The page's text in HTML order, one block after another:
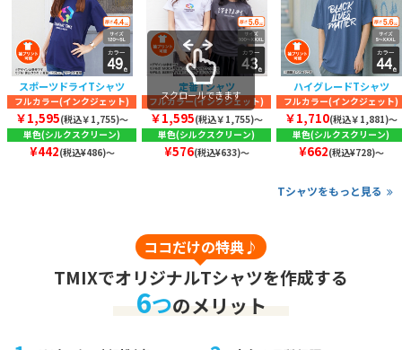
スポーツドライTシャツ
フルカラー(インクジェット)
￥1,595(税込￥1,755)〜
単色(シルクスクリーン)
¥442(税込¥486)～
定番Tシャツ
フルカラー(インクジェット)
￥1,595(税込￥1,755)〜
単色(シルクスクリーン)
¥576(税込¥633)～
ハイグレードTシャツ
フルカラー(インクジェット)
￥1,710(税込￥1,881)〜
単色(シルクスクリーン)
¥662(税込¥728)～
スクロールできます
Tシャツをもっと見る
ココだけの特典♪
TMIXでオリジナルTシャツを作成する
6つのメリット